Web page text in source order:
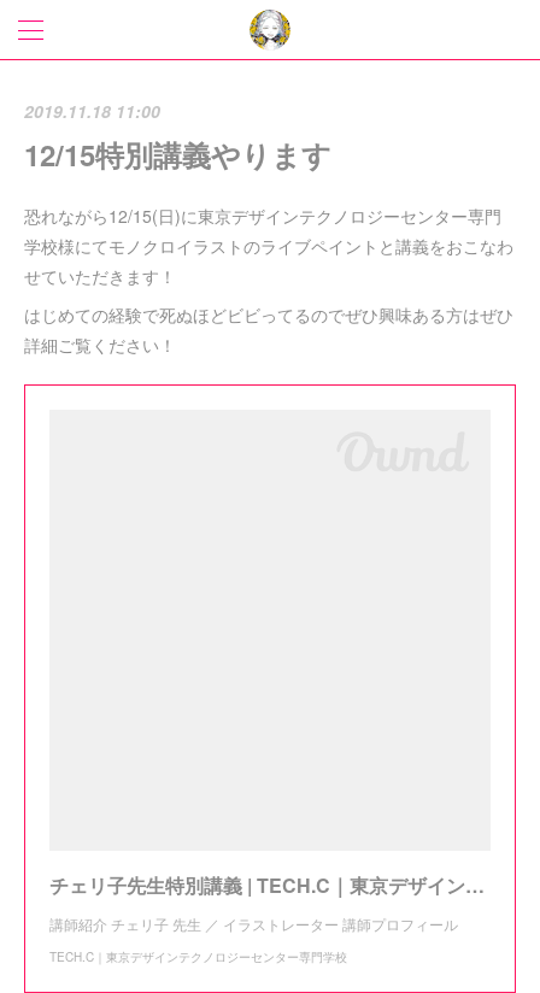
2019.11.18 11:00
12/15特別講義やります
恐れながら12/15(日)に東京デザインテクノロジーセンター専門
学校様にてモノクロイラストのライブペイントと講義をおこなわ
せていただきます！
はじめての経験で死ぬほどビビってるのでぜひ興味ある方はぜひ
詳細ご覧ください！
チェリ子先生特別講義 | TECH.C｜東京デザインテクノロジーセンター専門学校
講師紹介 チェリ子 先生 ／ イラストレーター 講師プロフィール
TECH.C｜東京デザインテクノロジーセンター専門学校